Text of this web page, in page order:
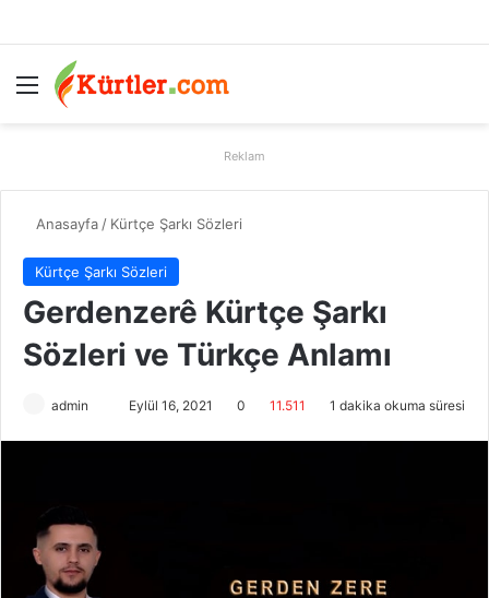
Menü
Reklam
Anasayfa / Kürtçe Şarkı Sözleri
Kürtçe Şarkı Sözleri
Gerdenzerê Kürtçe Şarkı
Sözleri ve Türkçe Anlamı
admin
o
Eylül 16, 2021 0 11.511 1 dakika okuma süresi